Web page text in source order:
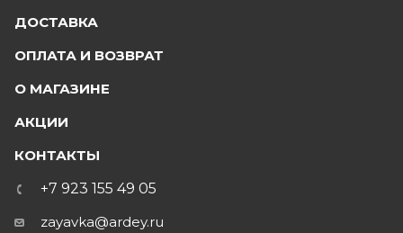
ДОСТАВКА
ОПЛАТА И ВОЗВРАТ
О МАГАЗИНЕ
АКЦИИ
КОНТАКТЫ
+7 923 155 49 05
zayavka@ardey.ru